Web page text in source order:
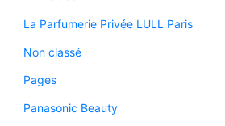
La Parfumerie Privée LULL Paris
Non classé
Pages
Panasonic Beauty